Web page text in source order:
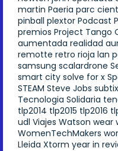
martin Paeria parc
pinball plextor Podcast
premios Project Tango
aumentada realidad
remotte retro rioja lan
samsung scalardrone
smart city solve for x
STEAM Steve Jobs subtix
Tecnologia Solidaria
tlp2014 tlp2015 tlp2016
udl Viajes Watson wear
WomenTechMakers
Lleida Xtorm year in